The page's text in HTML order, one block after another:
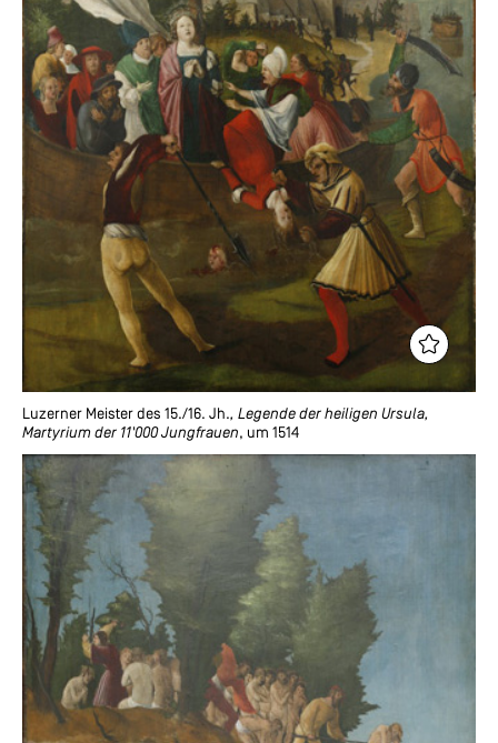
Luzerner Meister des 15./16. Jh., Legende der heiligen Ursula,
Martyrium der 11'000 Jungfrauen, um 1514